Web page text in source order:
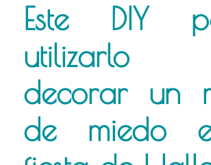
Este DIY
utilizarlo
decorar un
de miedo